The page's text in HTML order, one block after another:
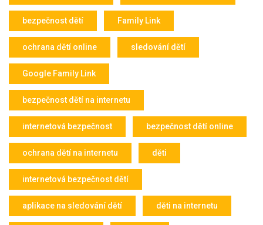
bezpečnost dětí Family Link
ochrana dětí online sledování dětí
Google Family Link
bezpečnost dětí na internetu
internetová bezpečnost bezpečnost dětí online
ochrana dětí na internetu děti
internetová bezpečnost dětí
aplikace na sledování dětí děti na internetu